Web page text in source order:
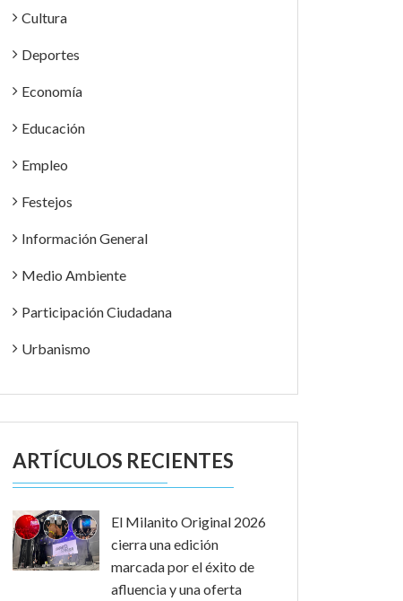
Cultura
Deportes
Economía
Educación
Empleo
Festejos
Información General
Medio Ambiente
Participación Ciudadana
Urbanismo
ARTÍCULOS RECIENTES
El Milanito Original 2026
cierra una edición
marcada por el éxito de
afluencia y una oferta